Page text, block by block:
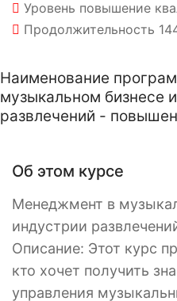
Уровень повышение
Продолжительность
Наименование
музыкальном бизнесе
развлечений -
Об этом курсе
Менеджмент в
индустрии
Описание: Этот курс
кто хочет получить
управления